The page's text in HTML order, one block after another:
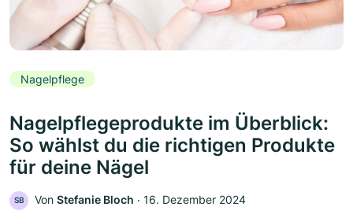
Nagelpflege
Nagelpflegeprodukte im Überblick:
So wählst du die richtigen Produkte
für deine Nägel
SB Von Stefanie Bloch ‧ 16. Dezember 2024